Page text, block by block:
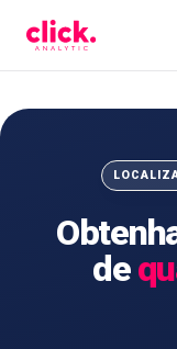
Ferramentas
gratuitas
de